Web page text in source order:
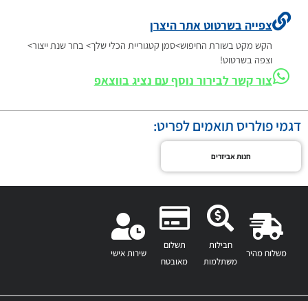
צפייה בשרטוט אתר היצרן
הקש מקט בשורת החיפוש>סמן קטגוריית הכלי שלך> בחר שנת ייצור>
וצפה בשרטוט!
צור קשר לבירור נוסף עם נציג בווצאפ
דגמי פולריס תואמים לפריט:
חנות אביזרים
משלוח מהיר
חבילות
משתלמות
תשלום
מאובטח
שירות אישי